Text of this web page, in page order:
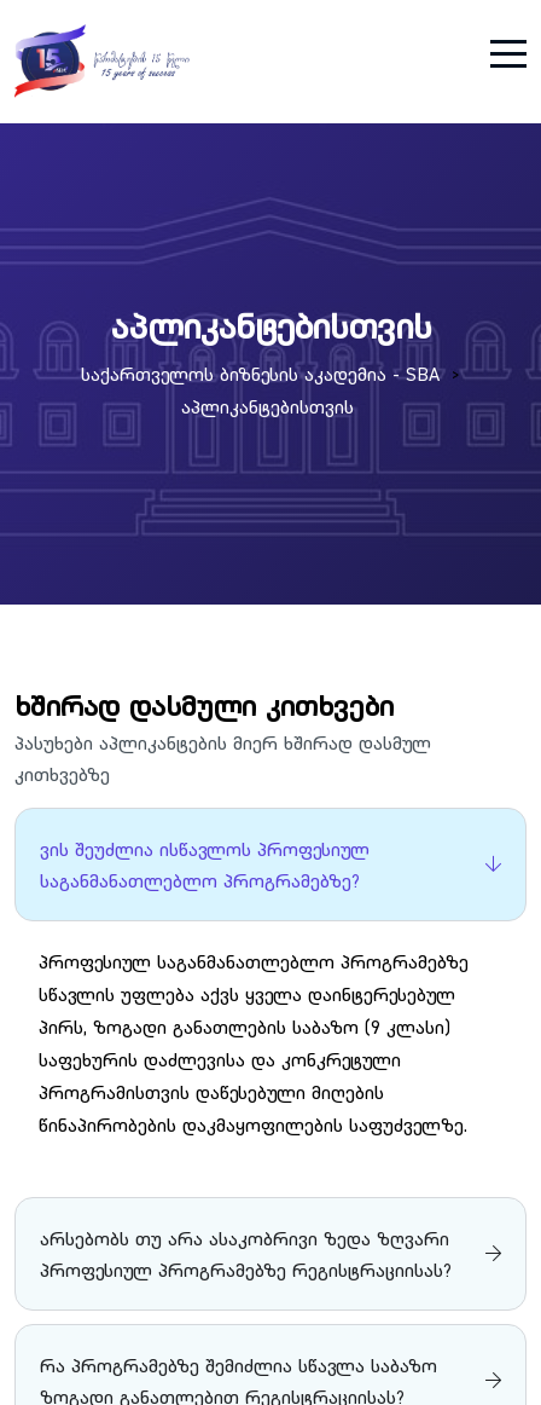
აპლიკანტებისთვის
Საქართველოს Ბიზნესის Აკადემია - SBA >
Აპლიკანტებისთვის
ხშირად დასმული კითხვები
პასუხები აპლიკანტების მიერ ხშირად დასმულ
კითხვებზე
ვის შეუძლია ისწავლოს პროფესიულ
საგანმანათლებლო პროგრამებზე?
პროფესიულ საგანმანათლებლო პროგრამებზე
სწავლის უფლება აქვს ყველა დაინტერესებულ
პირს, ზოგადი განათლების საბაზო (9 კლასი)
საფეხურის დაძლევისა და კონკრეტული
პროგრამისთვის დაწესებული მიღების
წინაპირობების დაკმაყოფილების საფუძველზე.
არსებობს თუ არა ასაკობრივი ზედა ზღვარი
პროფესიულ პროგრამებზე რეგისტრაციისას?
რა პროგრამებზე შემიძლია სწავლა საბაზო
ზოგადი განათლებით რეგისტრაციისას?